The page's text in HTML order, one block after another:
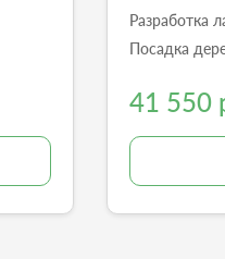
Разработка
Посадка
41 550